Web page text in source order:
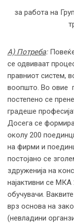
за работа на
А) Потреба:
се одвиваат
правниот систем,
воопшто. Во овие
постепeно се
градеше
Досега се
околу 200
на фирми и
постојано се
здруженија на
најактивни се
обучувачи.
врз основа на
(невладини